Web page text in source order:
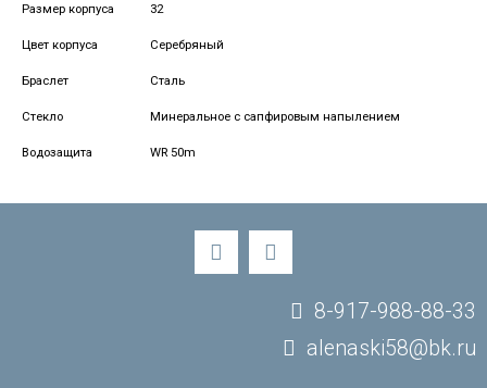
Размер корпуса 32
Цвет корпуса Серебряный
Браслет Сталь
Стекло Минеральное с сапфировым напылением
Водозащита WR 50m
8-917-988-88-33
alenaski58@bk.ru